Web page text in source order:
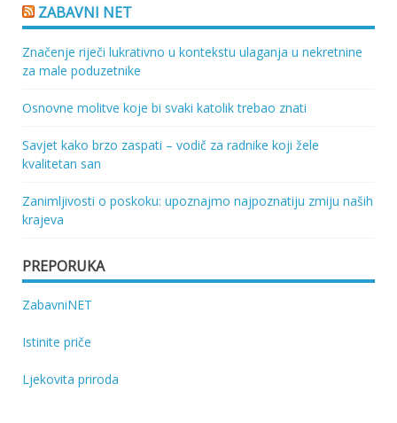
ZABAVNI NET
Značenje riječi lukrativno u kontekstu ulaganja u nekretnine
za male poduzetnike
Osnovne molitve koje bi svaki katolik trebao znati
Savjet kako brzo zaspati – vodič za radnike koji žele
kvalitetan san
Zanimljivosti o poskoku: upoznajmo najpoznatiju zmiju naših
krajeva
PREPORUKA
ZabavniNET
Istinite priče
Ljekovita priroda